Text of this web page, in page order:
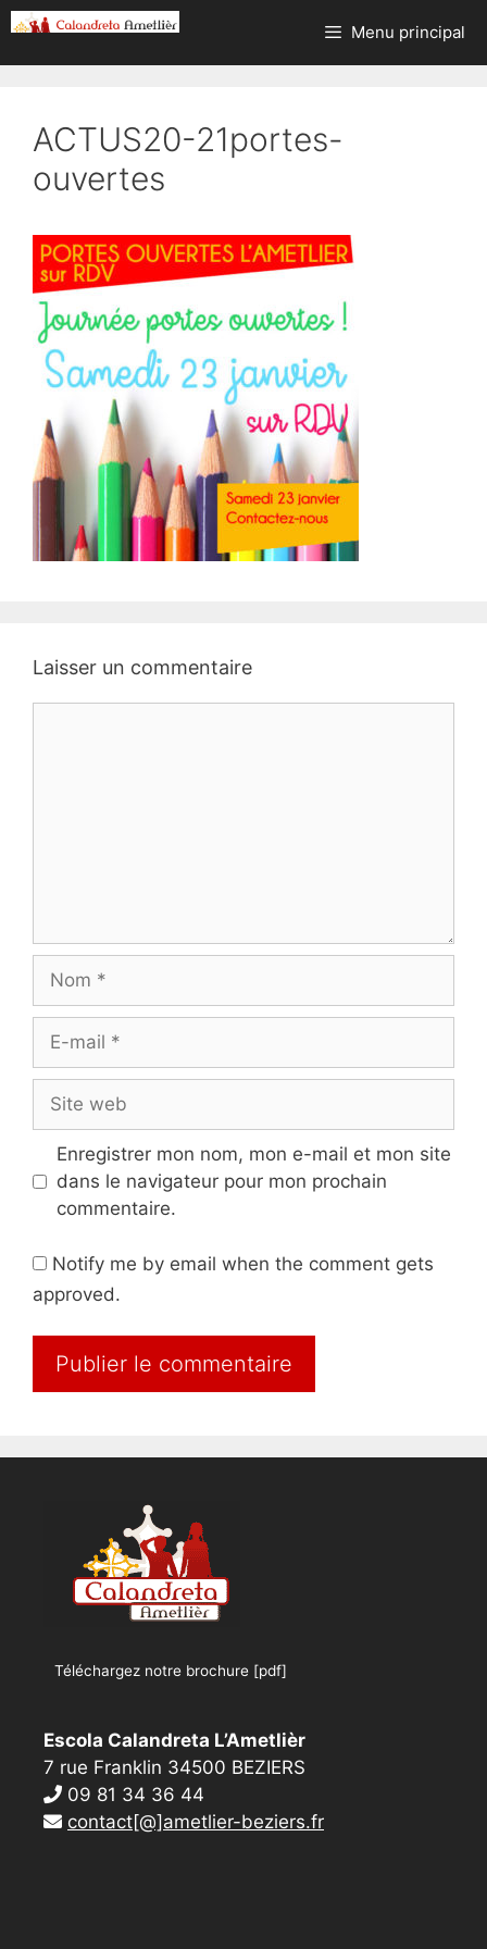
Aller
au
contenu
Menu principal
ACTUS20-21portes-
ouvertes
Laisser un commentaire
Nom
Site
web
Enregistrer mon nom, mon e-mail et mon site
dans le navigateur pour mon prochain
commentaire.
Notify me by email when the comment gets
approved.
Téléchargez notre brochure [pdf]
Escola Calandreta L’Ametlièr
7 rue Franklin 34500 BEZIERS
09 81 34 36 44
contact[@]ametlier-beziers.fr